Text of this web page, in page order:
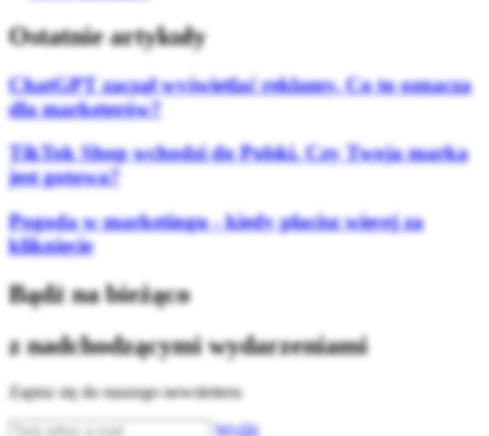
Ostatnie artykuły
ChatGPT zaczął wyświetlać reklamy. Co to oznacza
dla marketerów?
TikTok Shop wchodzi do Polski. Czy Twoja marka
jest gotowa?
Pogoda w marketingu - kiedy płacisz więcej za
kliknięcie
Bądź na bieżąco
z nadchodzącymi wydarzeniami
Zapisz się do naszego newslettera
Wyślij